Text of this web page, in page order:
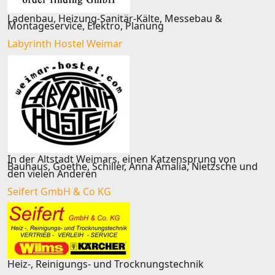
Ladenbau, Heizung-Sanitär-Kälte, Messebau &
Montageservice, Elektro, Planung
Labyrinth Hostel Weimar
In der Altstadt Weimars, einen Katzensprung von
Bauhaus, Goethe, Schiller, Anna Amalia, Nietzsche und
den vielen Anderen
Seifert GmbH & Co KG
Heiz-, Reinigungs- und Trocknungstechnik